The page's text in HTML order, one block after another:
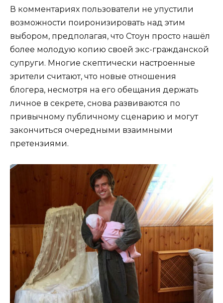
В комментариях пользователи не упустили
возможности поиронизировать над этим
выбором, предполагая, что Стоун просто нашёл
более молодую копию своей экс-гражданской
супруги. Многие скептически настроенные
зрители считают, что новые отношения
блогера, несмотря на его обещания держать
личное в секрете, снова развиваются по
привычному публичному сценарию и могут
закончиться очередными взаимными
претензиями.